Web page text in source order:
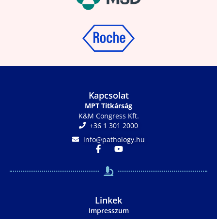
Kapcsolat
MPT Titkárság
K&M Congress Kft.
+36 1 301 2000
info@pathology.hu
Linkek
Impresszum